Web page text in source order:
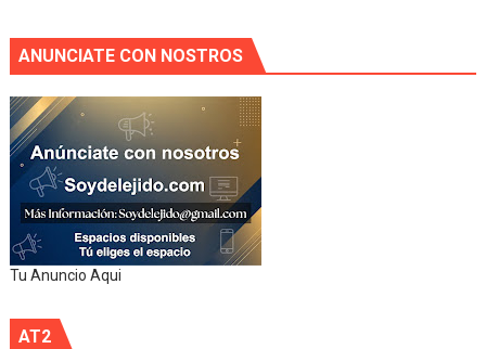
ANUNCIATE CON NOSTROS
Tu Anuncio Aqui
AT2